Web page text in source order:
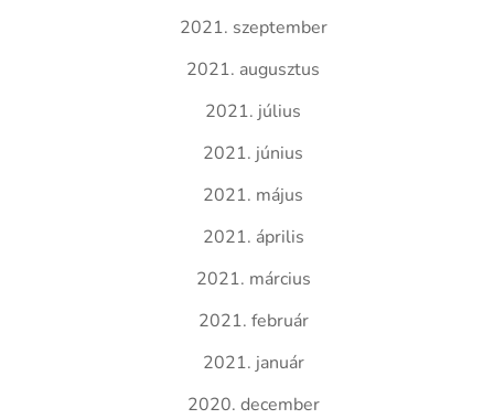
2021. szeptember
2021. augusztus
2021. július
2021. június
2021. május
2021. április
2021. március
2021. február
2021. január
2020. december